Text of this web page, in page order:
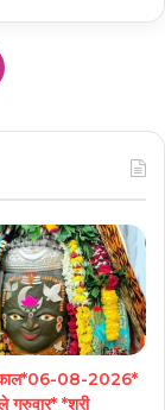
08-2026*
गुरुवार* *श्री